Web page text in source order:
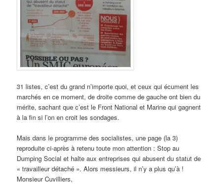
31 listes, c’est du grand n’importe quoi, et ceux qui écument les
marchés en ce moment, de droite comme de gauche ont bien du
mérite, sachant que c’est le Front National et Marine qui gagnent
à la fin si l’on en croit les sondages.
Mais dans le programme des socialistes, une page (la 3)
reproduite ci-après à retenu toute mon attention : Stop au
Dumping Social et halte aux entreprises qui abusent du statut de
« travailleur détaché ». Alors messieurs, il n’y a plus qu’à !
Monsieur Cuvilliers,